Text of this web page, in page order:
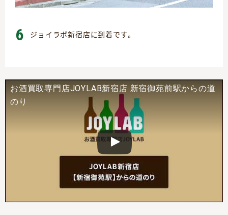
6 ジョイラボ新宿店に到着です。
お酒買取専門店JOYLAB新宿店 新宿御苑前駅からの道
のり